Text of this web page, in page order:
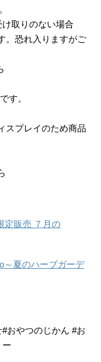
取りのない場合
。恐れ入りますがご
す。
スプレイのため商品
定販売 ７月の
～夏のハーブガーデ
おやつのじかん #お
ー